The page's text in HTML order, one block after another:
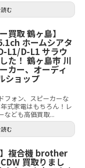
む
買取 鶴ヶ島】
ホームシアタ
L1/D-L1 サラウ
た！ 鶴ヶ島市 川
カー、オーディ
ショップ
フォン、スピーカーな
式家電はもちろん！レ
なども高価買取...
む
】複合機 brother
買取りまし